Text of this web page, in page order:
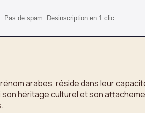
Pas de spam. Desinscription en 1 clic.
arabes, réside dans leur
héritage culturel et son